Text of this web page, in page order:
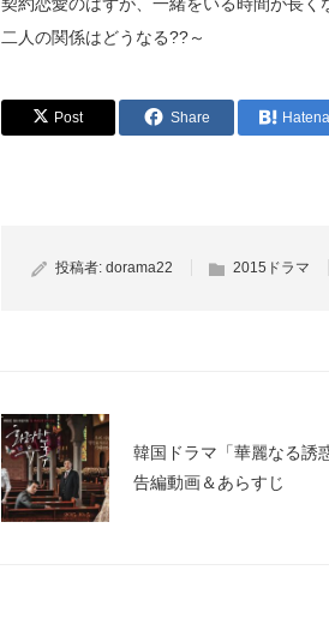
契約恋愛のはずが、一緒をいる時間が長く
二人の関係はどうなる??～
Post Share Hatena
投稿者: dorama22 2015ドラマ
韓国ドラマ「華麗なる誘
告編動画＆あらすじ